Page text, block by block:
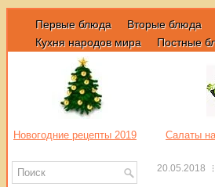
Первые блюда Вторые блюда
Кухня народов мира
Постные
Новогодние рецепты 2019 Салаты
20.05.2018